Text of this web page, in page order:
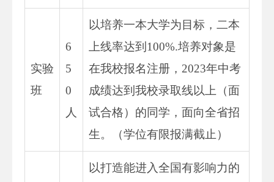
实验
班
6
5
0
人
以培养一本大学为目标，二本
上线率达到100%.培养对象是
在我校报名注册，2023年中考
成绩达到我校录取线以上（面
试合格）的同学，面向全省招
生。（学位有限报满截止）
以打造能进入全国有影响力的